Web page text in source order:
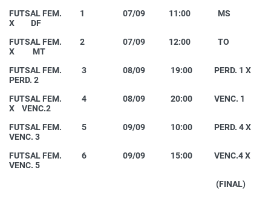
FUTSAL FEM. 1 07/09 11:00 MS
X DF
FUTSAL FEM. 2 07/09 12:00 TO
X MT
FUTSAL FEM. 3 08/09 19:00 PERD. 1 X
PERD. 2
FUTSAL FEM. 4 08/09 20:00 VENC. 1
X VENC.2
FUTSAL FEM. 5 09/09 10:00 PERD. 4 X
VENC. 3
FUTSAL FEM. 6 09/09 15:00 VENC.4 X
VENC. 5
(FINAL)